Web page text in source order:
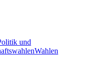
und
Wahlen